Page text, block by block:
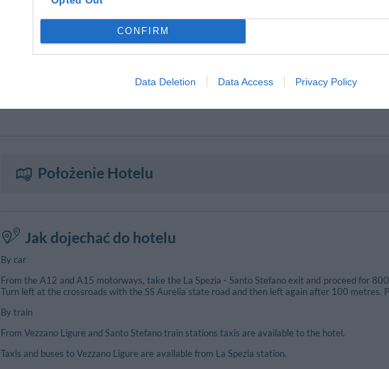
CONFIRM
Data Deletion Data Access Privacy Policy
Położenie Hotelu
Jak dojechać do hotelu
By car
From the A12 and A15 motorways, take the La Spezia - Santo Stefano exit and proceed for
Turn left at the crossroads with the SS Aurelia state road and then left again after 100 metres.
By train
From Vezzano Ligure and Santo Stefano train stations taxis are available to the hotel.
Taxis and buses to Vezzano Ligure are available from La Spezia station.